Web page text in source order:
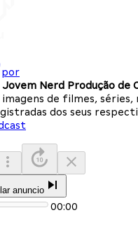
por
Jovem Nerd Produção de
imagens de filmes, séries,
dos seus
anuncio
00:00